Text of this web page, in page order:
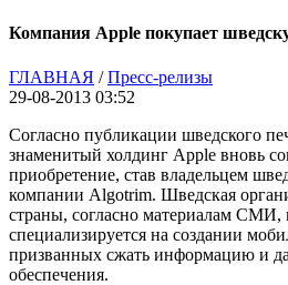
Компания Apple покупает
ГЛАВНАЯ /Пресс-релизы
29-08-2013 03:52
Cогласно публикации шведского
знаменитый холдинг Apple вновь
приобретение, став владельцем
компании Algotrim. Шведская
страны, согласно материалам СМИ,
специализируется на создании
призванных сжать информацию и
обеспечения.